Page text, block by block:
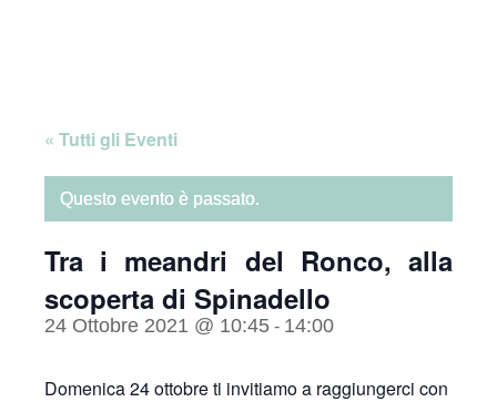
« Tutti gli Eventi
Questo evento è passato.
Tra i meandri del Ronco, alla
scoperta di Spinadello
24 Ottobre 2021 @ 10:45 - 14:00
Domenica 24 ottobre ti invitiamo a raggiungerci con